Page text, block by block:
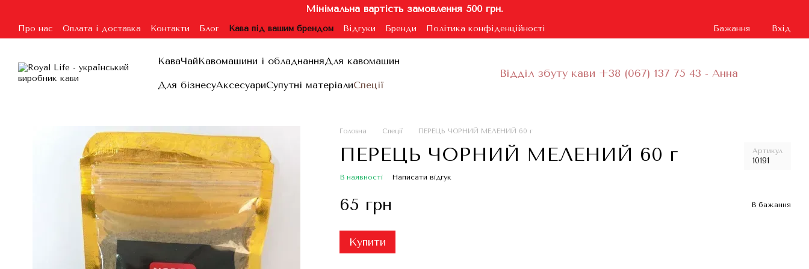
Мінімальна вартість замовлення 500 грн.
Про нас Оплата і доставка Контакти Блог Кава під вашим брендом Відгуки Бренди
Політика конфіденційності
Угода користувача
Гарантія та повернення Договір публічної оферти
Бажання Вхід
КаваЧайКавомашини і обладнанняДля кавомашин
Для бізнесуАксесуариСупутні матеріалиСпеції
Відділ збуту кави +38 (067) 137 75 43 - Анна
Головна Спеції ПЕРЕЦЬ ЧОРНИЙ МЕЛЕНИЙ 60 г
ПЕРЕЦЬ ЧОРНИЙ МЕЛЕНИЙ 60 г Артикул
10191
В наявності Написати відгук
65 грн В бажання
Купити